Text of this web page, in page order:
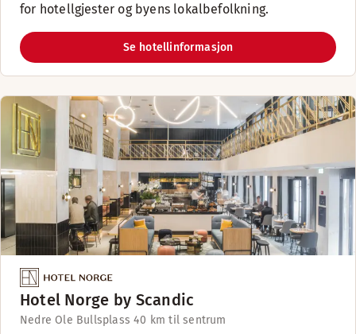
for hotellgjester og byens lokalbefolkning.
Se hotellinformasjon
Hotel Norge by Scandic
Nedre Ole Bullsplass 40 km til sentrum